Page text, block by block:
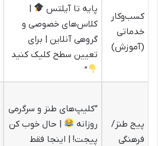
کسب‌وکار
خدماتی
(آموزش)
پایه تا آیلتس
|
کلاس‌های خصوصی و
گروهی آنلاین | برای
تعیین سطح کلیک کنید
”
پیج طنز/
فرهنگی
“کلیپ‌های طنز و سرگرمی
روزانه
| حال خوب کن
پیجت! | اینجا فقط